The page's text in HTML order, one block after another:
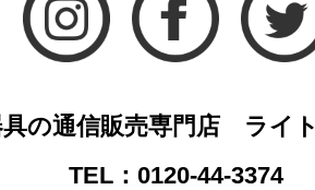
具の通信販売専門店 ライ
TEL：0120-44-3374